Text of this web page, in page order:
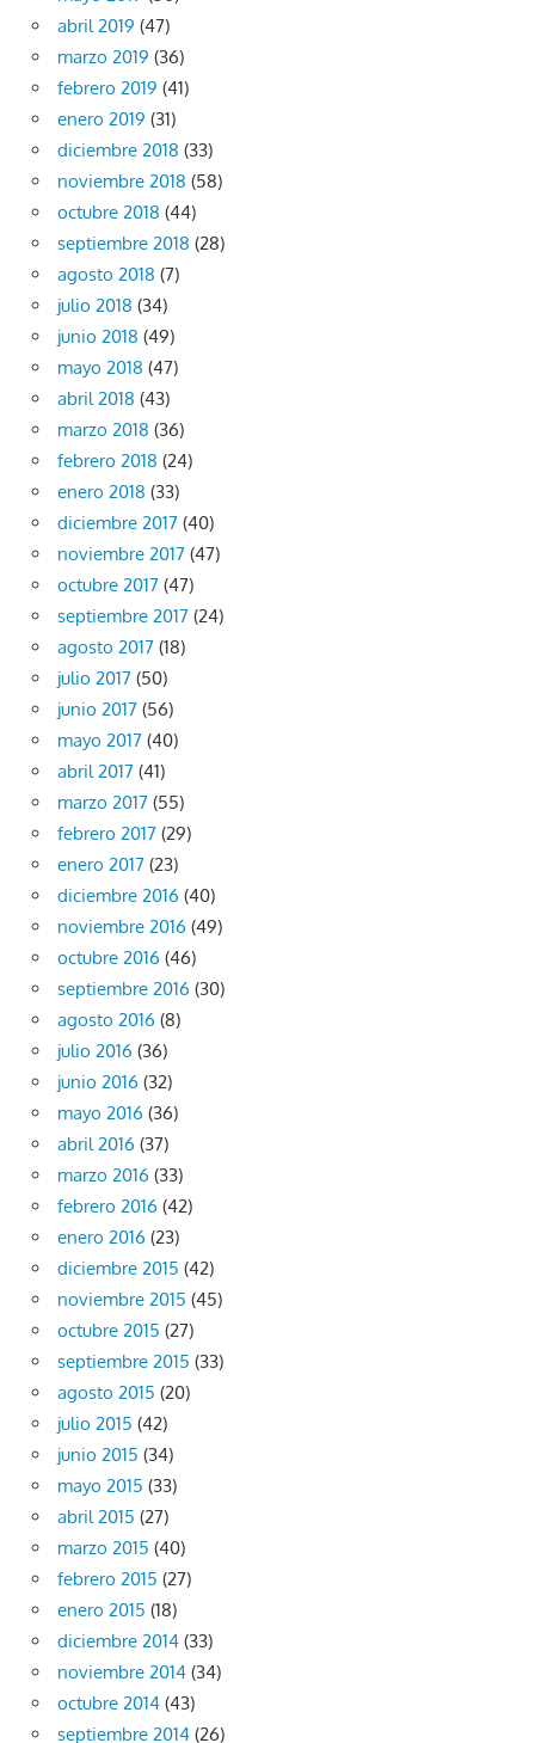
abril 2019 (47)
marzo 2019 (36)
febrero 2019 (41)
enero 2019 (31)
diciembre 2018 (33)
noviembre 2018 (58)
octubre 2018 (44)
septiembre 2018 (28)
agosto 2018 (7)
julio 2018 (34)
junio 2018 (49)
mayo 2018 (47)
abril 2018 (43)
marzo 2018 (36)
febrero 2018 (24)
enero 2018 (33)
diciembre 2017 (40)
noviembre 2017 (47)
octubre 2017 (47)
septiembre 2017 (24)
agosto 2017 (18)
julio 2017 (50)
junio 2017 (56)
mayo 2017 (40)
abril 2017 (41)
marzo 2017 (55)
febrero 2017 (29)
enero 2017 (23)
diciembre 2016 (40)
noviembre 2016 (49)
octubre 2016 (46)
septiembre 2016 (30)
agosto 2016 (8)
julio 2016 (36)
junio 2016 (32)
mayo 2016 (36)
abril 2016 (37)
marzo 2016 (33)
febrero 2016 (42)
enero 2016 (23)
diciembre 2015 (42)
noviembre 2015 (45)
octubre 2015 (27)
septiembre 2015 (33)
agosto 2015 (20)
julio 2015 (42)
junio 2015 (34)
mayo 2015 (33)
abril 2015 (27)
marzo 2015 (40)
febrero 2015 (27)
enero 2015 (18)
diciembre 2014 (33)
noviembre 2014 (34)
octubre 2014 (43)
septiembre 2014 (26)